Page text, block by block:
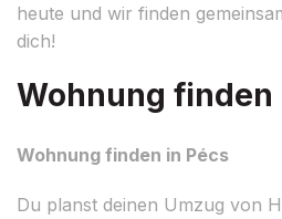
heute und wir finden
dich!
Wohnung finden
Wohnung finden in Pécs
Du planst deinen Umzug von